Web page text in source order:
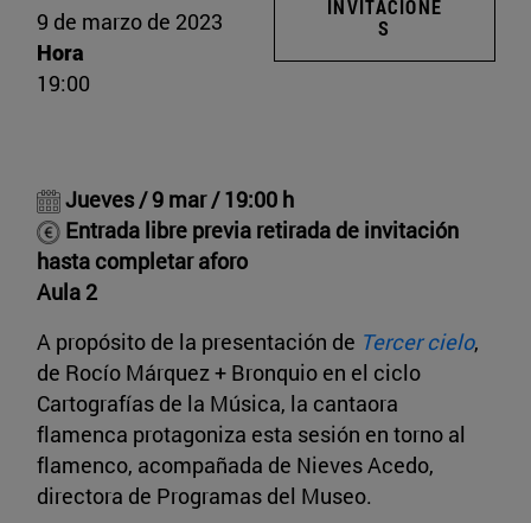
Jueves / 9 mar / 19:00 h
Entrada libre previa retirada de invitación
hasta completar aforo
Aula 2
A propósito de la presentación de Tercer cielo,
de Rocío Márquez + Bronquio en el ciclo
Cartografías de la Música, la cantaora
flamenca protagoniza esta sesión en torno al
flamenco, acompañada de Nieves Acedo,
directora de Programas del Museo.
9 de marzo de 2023
Hora
19:00
INVITACIONE
S